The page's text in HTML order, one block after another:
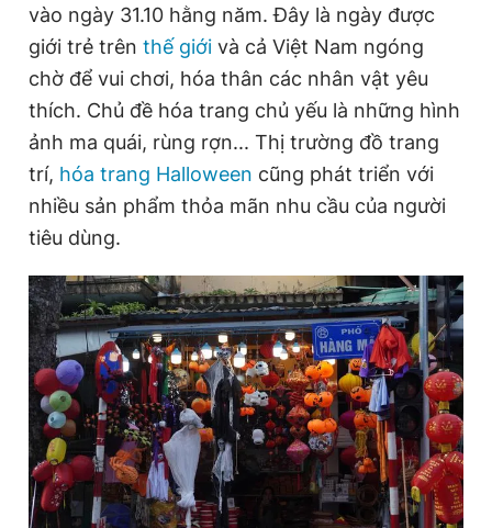
Thông tin tòa soạn Liên hệ quảng cáo
Đọc Thanh Niên trên điện thoại
Theo dõi báo trên
Hotline
0906 645 777
Liên hệ quảng cáo
0908 780 404
Đặt báo Quảng cáo RSS Tòa soạn Chính sách bảo
vào ngày 31.10 hằng năm. Đây là ngày được
giới trẻ trên thế giới và cả Việt Nam ngóng
chờ để vui chơi, hóa thân các nhân vật yêu
thích. Chủ đề hóa trang chủ yếu là những hình
ảnh ma quái, rùng rợn... Thị trường đồ trang
trí, hóa trang Halloween cũng phát triển với
nhiều sản phẩm thỏa mãn nhu cầu của người
tiêu dùng.